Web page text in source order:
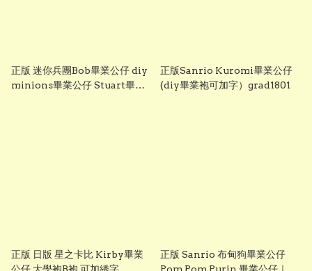
正版 迷你兵團Bob畢業公仔 diy
minions畢業公仔 Stuart畢業
正版Sanrio Kuromi畢業公仔
(diy畢業袍可加字）grad1801
正版 日版 星之卡比 Kirby畢業
正版 Sanrio 布甸狗畢業公仔